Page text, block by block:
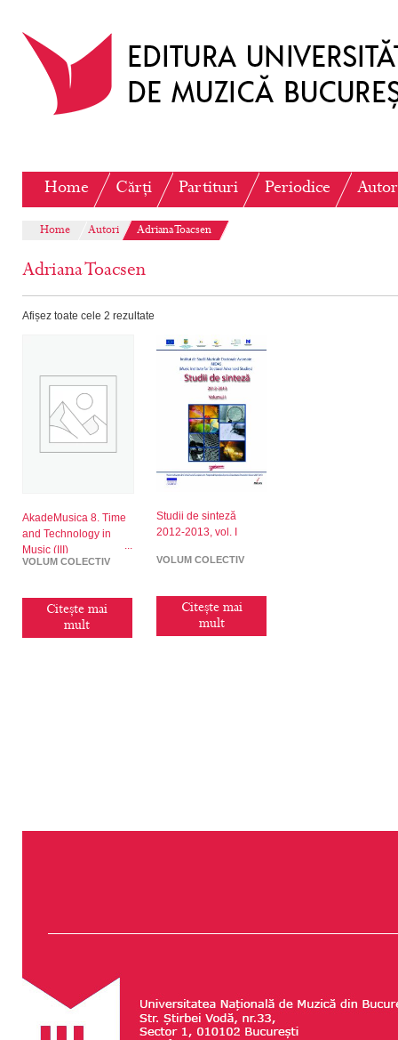
Home Cărți Partituri Periodice
Home Autori Adriana Toacsen
Adriana Toacsen
Afișez toate cele 2 rezultate
AkadeMusica 8. Time
and Technology in
Music (III)
VOLUM COLECTIV
Citește mai
mult
Studii de sinteză
2012-2013, vol. I
VOLUM COLECTIV
Citește mai
mult